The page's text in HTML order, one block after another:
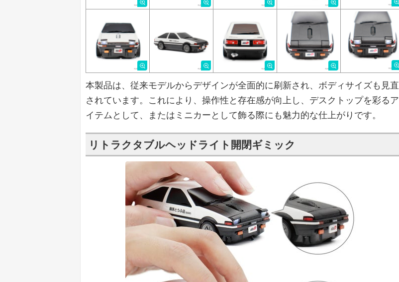
本製品は、従来モデルからデザインが全面的に刷新され、ボディサイズも見直
されています。これにより、操作性と存在感が向上し、デスクトップを彩るア
イテムとして、またはミニカーとして飾る際にも魅力的な仕上がりです。
リトラクタブルヘッドライト開閉ギミック